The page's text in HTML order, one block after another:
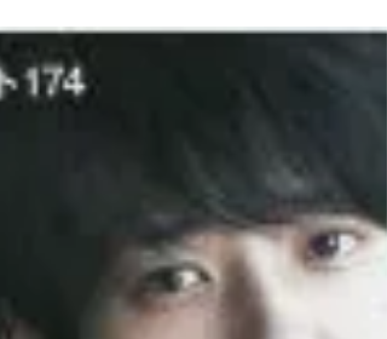
認定資格についての記事が取り上げられました